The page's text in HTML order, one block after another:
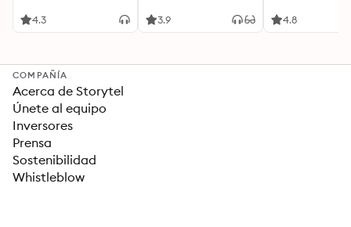
Ideas Revolucionarias
4.3 3.9 4.8
COMPAÑÍA
Acerca de Storytel
Únete al equipo
Inversores
Prensa
Sostenibilidad
Whistleblow